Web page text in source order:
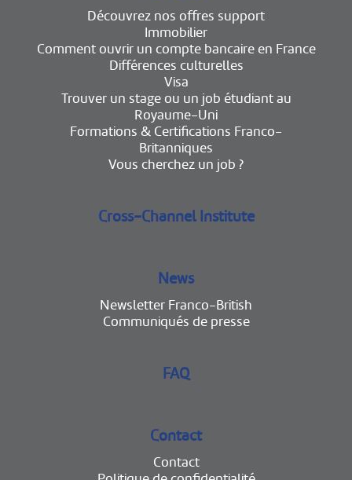
Découvrez nos offres support
Immobilier
Comment ouvrir un compte bancaire en France
Différences culturelles
Visa
Trouver un stage ou un job étudiant au
Royaume-Uni
Formations & Certifications Franco-
Britanniques
Vous cherchez un job ?
Cross-Channel Institute
News
Newsletter Franco-British
Communiqués de presse
FAQ
Contact
Contact